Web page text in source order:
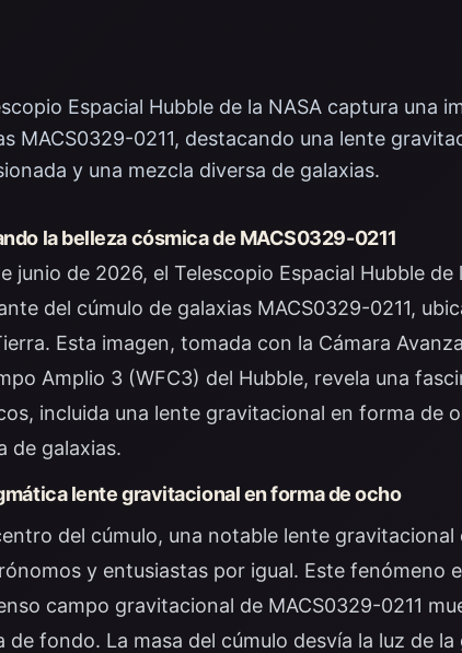
Espacial Hubble de la NASA captura una
MACS0329-0211, destacando una lente
y una mezcla diversa de galaxias.
la belleza cósmica de MACS0329-0211
junio de 2026, el Telescopio Espacial Hubble
del cúmulo de galaxias MACS0329-0211,
Esta imagen, tomada con la Cámara
Amplio 3 (WFC3) del Hubble, revela una
incluida una lente gravitacional en forma de
de galaxias.
lente gravitacional en forma de ocho
del cúmulo, una notable lente
y entusiastas por igual. Este fenómeno
campo gravitacional de MACS0329-0211
de fondo. La masa del cúmulo desvía la luz de